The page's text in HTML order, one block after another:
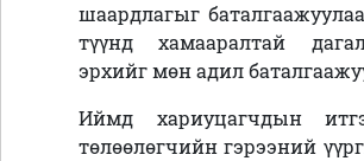
шаардлагыг
түүнд хамааралтай
эрхийг мөн адил
Иймд хариуцагчдын
төлөөлөгчийн гэрээний